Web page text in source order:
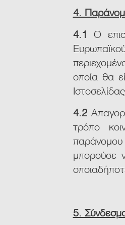
4.
4.1 Ο
οποία θα
4.2
τρόπο
μπορούσε
5.